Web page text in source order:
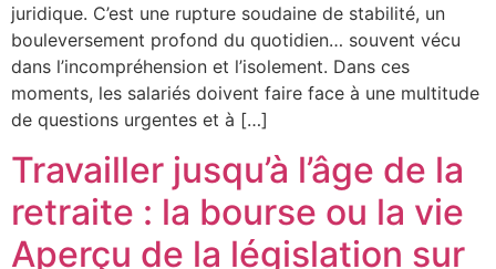
juridique. C’est une rupture soudaine de stabilité, un
bouleversement profond du quotidien… souvent vécu
dans l’incompréhension et l’isolement. Dans ces
moments, les salariés doivent faire face à une multitude
de questions urgentes et à […]
Travailler jusqu’à l’âge de la
retraite : la bourse ou la vie
Aperçu de la législation sur